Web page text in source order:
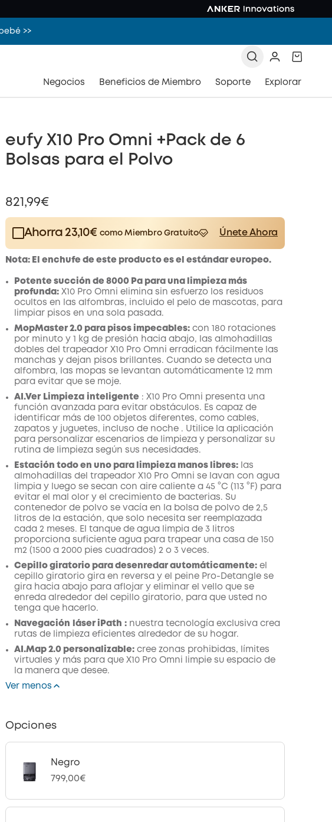
>>
Negocios Beneficios de Miembro Soporte Explorar
eufy X10 Pro Omni +Pack de 6
Bolsas para el Polvo
821,99€
Ahorra 23,10€ como Miembro Gratuito
Únete Ahora
Plus Member
$15.00/mes
Save 23,10€ Now
worth more than 23,10€
Other Benefits
Nota: El enchufe de este producto es el estándar europeo.
Potente succión de 8000 Pa para una limpieza más
profunda: X10 Pro Omni
elimina sin esfuerzo los residuos
ocultos en las alfombras, incluido el pelo de mascotas, para
limpiar pisos en una sola pasada.
MopMaster 2.0 para pisos impecables: con 180 rotaciones
por minuto y 1 kg de presión hacia abajo,
las almohadillas
dobles del trapeadorX10 Pro Omni erradican fácilmente las
manchas y dejan pisos brillantes. Cuando se detecta una
alfombra, las mopas se levantan automáticamente 12 mm
para evitar que se moje.
AI.Ver Limpieza inteligente: X10 Pro Omni
presenta una
función avanzada para evitar obstáculos. Es capaz de
identificar más de 100 objetos diferentes, como cables,
zapatos y juguetes, incluso de noche . Utilice la aplicación
para personalizar escenarios de limpieza y personalizar su
rutina de limpieza según sus necesidades.
Estación todo en uno para limpieza manos libres: las
almohadillas del trapeador X10 Pro Omni
se lavan con agua
limpia y luego se secan con aire caliente a 45 °C (113 °F) para
evitar el mal olor y el crecimiento de bacterias. Su
contenedorde polvo se vacía en la bolsa de polvo de 2,5
litros de la estación, que solo necesita ser reemplazada
cada 2 meses. El tanque de agua limpia de 3 litros
proporciona suficiente agua para trapear una casa de 150
m2 (1500 a 2000 pies cuadrados) 2 o 3 veces.
Cepillo giratorio para desenredar automáticamente: el
cepillo giratorio gira en reversa y el peine Pro-Detangle se
gira hacia abajo para aflojar y eliminar el vello que se
enreda alrededor del cepillo giratorio, para que usted no
tenga que hacerlo.
Navegación
láser iPath : nuestra tecnología exclusiva crea
rutas de limpieza eficientes alrededor de su hogar.
AI.Map 2.0 personalizable: cree zonas prohibidas, límites
virtuales y más para que X10 Pro Omni limpie su espacio de
la manera que desee.
Ver menos
Opciones
Negro
799,00€